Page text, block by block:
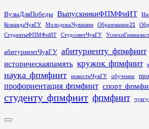
Перейти
к
содержимому
ВузыДляПобеды ВыпускникиФПМФиИТ
КомандаЧувГУ
МолодежьЧувашии Образование21
СтудентыФПМФиИТ
СтудсоветЧувГУ
абитуриентЧувГУ абитуриенту_фпмфиит
историческаяпамять кружок_фпмфиит
наука_фпмфиит новостиЧувГУ обучение
профориентация_фпмфиит
студенту_фпмфиит фпмфиит
Основное